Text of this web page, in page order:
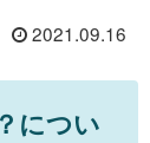
2021.09.16
につい